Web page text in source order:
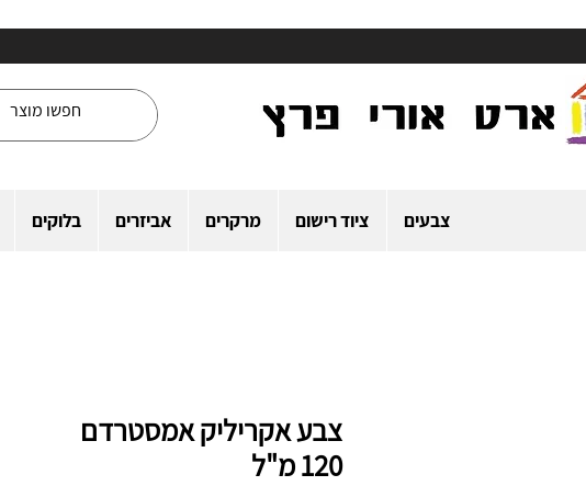
צבעים ציוד רישום מרקרים אביזרים בלוקים
צבע אקריליק אמסטרדם
120 מ"ל